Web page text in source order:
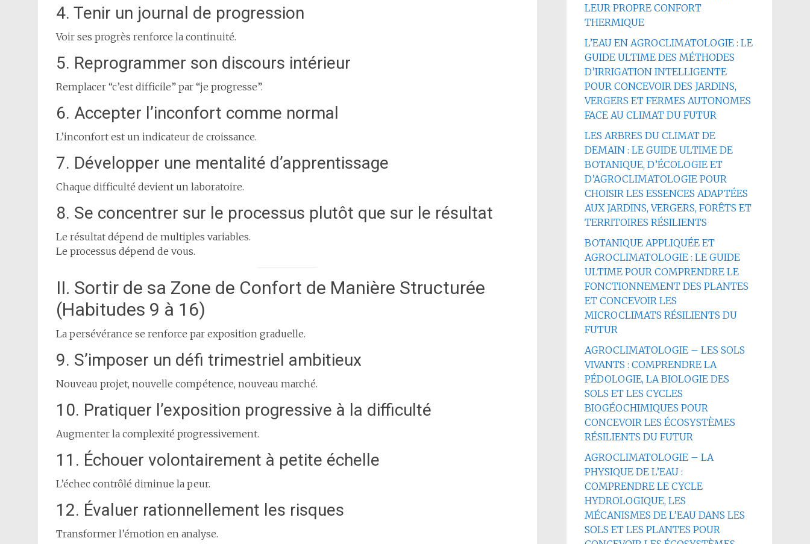
4. Tenir un journal de progression
Voir ses progrès renforce la continuité.
5. Reprogrammer son discours intérieur
Remplacer “c’est difficile” par “je progresse”.
6. Accepter l’inconfort comme normal
L’inconfort est un indicateur de croissance.
7. Développer une mentalité d’apprentissage
Chaque difficulté devient un laboratoire.
8. Se concentrer sur le processus plutôt que sur le résultat
Le résultat dépend de multiples variables.
Le processus dépend de vous.
II. Sortir de sa Zone de Confort de Manière Structurée
(Habitudes 9 à 16)
La persévérance se renforce par exposition graduelle.
9. S’imposer un défi trimestriel ambitieux
Nouveau projet, nouvelle compétence, nouveau marché.
10. Pratiquer l’exposition progressive à la difficulté
Augmenter la complexité progressivement.
11. Échouer volontairement à petite échelle
L’échec contrôlé diminue la peur.
12. Évaluer rationnellement les risques
Transformer l’émotion en analyse.
LEUR PROPRE CONFORT
THERMIQUE
L’EAU EN AGROCLIMATOLOGIE : LE
GUIDE ULTIME DES MÉTHODES
D’IRRIGATION INTELLIGENTE
POUR CONCEVOIR DES JARDINS,
VERGERS ET FERMES AUTONOMES
FACE AU CLIMAT DU FUTUR
LES ARBRES DU CLIMAT DE
DEMAIN : LE GUIDE ULTIME DE
BOTANIQUE, D’ÉCOLOGIE ET
D’AGROCLIMATOLOGIE POUR
CHOISIR LES ESSENCES ADAPTÉES
AUX JARDINS, VERGERS, FORÊTS ET
TERRITOIRES RÉSILIENTS
BOTANIQUE APPLIQUÉE ET
AGROCLIMATOLOGIE : LE GUIDE
ULTIME POUR COMPRENDRE LE
FONCTIONNEMENT DES PLANTES
ET CONCEVOIR LES
MICROCLIMATS RÉSILIENTS DU
FUTUR
AGROCLIMATOLOGIE – LES SOLS
VIVANTS : COMPRENDRE LA
PÉDOLOGIE, LA BIOLOGIE DES
SOLS ET LES CYCLES
BIOGÉOCHIMIQUES POUR
CONCEVOIR LES ÉCOSYSTÈMES
RÉSILIENTS DU FUTUR
AGROCLIMATOLOGIE – LA
PHYSIQUE DE L’EAU :
COMPRENDRE LE CYCLE
HYDROLOGIQUE, LES
MÉCANISMES DE L’EAU DANS LES
SOLS ET LES PLANTES POUR